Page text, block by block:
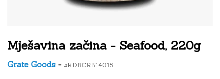
Mješavina začina - Seafood, 220g
Grate Goods - #KDBCRB14015